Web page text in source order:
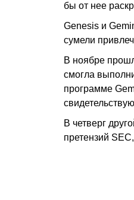
бы от нее
Genesis и
сумели
В ноябре
смогла
программе
В четверг
претензий